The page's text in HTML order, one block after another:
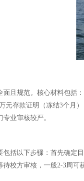
且规范。核心材料包括
元存款证明（冻结3个月
业审核较严。
括以下步骤：首先确定
校方审核，一般2-3周